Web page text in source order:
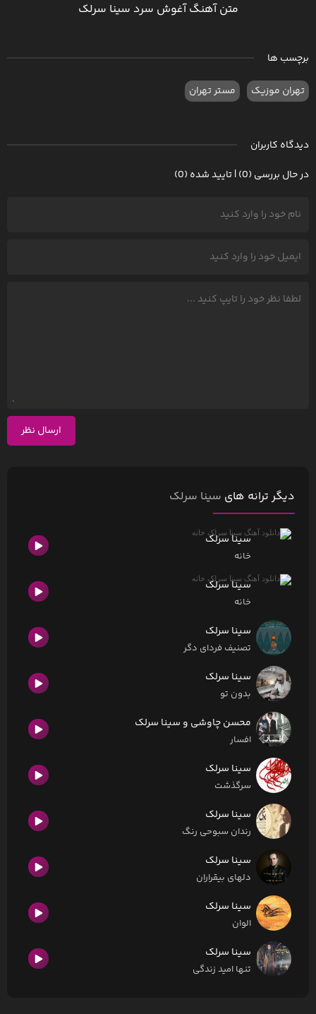
متن آهنگ آغوش سرد سینا سرلک
برچسب ها
تهران موزیک مستر تهران
دیدگاه کاربران
در حال بررسی (0) | تایید شده (0)
ارسال نظر
دیگر ترانه های سینا سرلک
سینا سرلک
خانه
سینا سرلک
خانه
سینا سرلک
تصنیف فردای دگر
سینا سرلک
بدون تو
محسن چاوشی و سینا سرلک
افسار
سینا سرلک
سرگذشت
سینا سرلک
رندان سبوحی رنگ
سینا سرلک
دلهای بیقراران
سینا سرلک
الوان
سینا سرلک
تنها امید زندگی